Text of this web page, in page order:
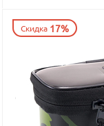
Скидка 17%